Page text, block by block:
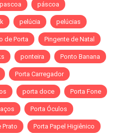
pascoa páscoa
pelúcia pelúcias
de Porta Pingente de Natal
ponteira Ponto Banana
Porta Carregador
porta doce Porta Fone
Porta Óculos
Prato Porta Papel Higiênico